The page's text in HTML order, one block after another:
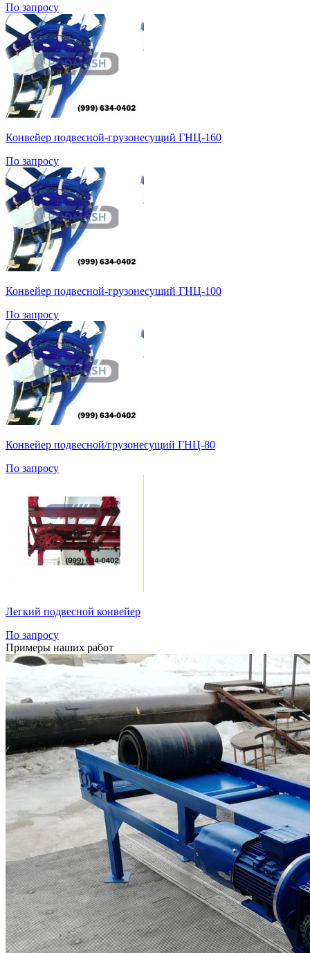
По запросу
Конвейер подвесной-грузонесущий ГНЦ-160
По запросу
Конвейер подвесной-грузонесущий ГНЦ-100
По запросу
Конвейер подвесной/грузонесущий ГНЦ-80
По запросу
Легкий подвесной конвейер
По запросу
Примеры наших работ